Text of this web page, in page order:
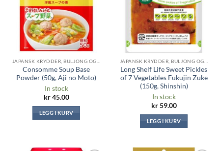
Consomme Soup Base
Powder (50g, Aji no Moto)
In stock
kr45.00
LEGG I KURV
Long Shelf Life Sweet Pickles
of 7 Vegetables Fukujin Zuke
(150g, Shinshin)
In stock
kr59.00
LEGG I KURV